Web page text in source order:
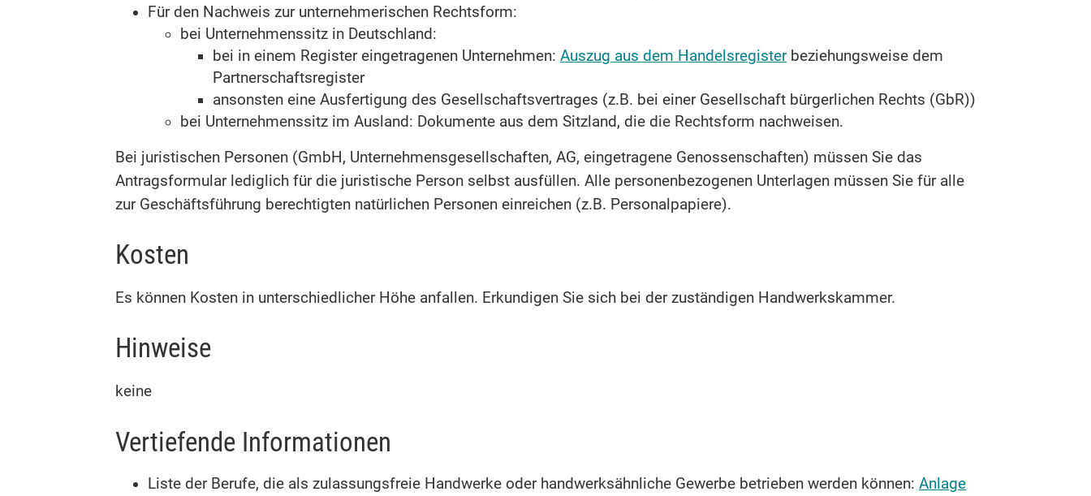
Für den Nachweis zur unternehmerischen Rechtsform:
bei Unternehmenssitz in Deutschland:
bei in einem Register eingetragenen Unternehmen: Auszug aus dem Handelsregisterbeziehungsweise dem
Partnerschaftsregister
ansonsten eine Ausfertigung des Gesellschaftsvertrages (z.B. bei einer Gesellschaft bürgerlichen Rechts (GbR))
bei Unternehmenssitz im Ausland: Dokumente aus dem Sitzland, die die Rechtsform nachweisen.
Bei juristischen Personen (GmbH, Unternehmensgesellschaften, AG, eingetragene Genossenschaften) müssen Sie das
Antragsformular lediglich für die juristische Person selbst ausfüllen. Alle personenbezogenen Unterlagen müssen Sie für alle
zur Geschäftsführung berechtigten natürlichen Personen einreichen (z.B. Personalpapiere).
Kosten
Es können Kosten in unterschiedlicher Höhe anfallen. Erkundigen Sie sich bei der zuständigen Handwerkskammer.
Hinweise
keine
Vertiefende Informationen
Liste der Berufe, die als zulassungsfreie Handwerke oder handwerksähnliche Gewerbe betrieben werden können: Anlage